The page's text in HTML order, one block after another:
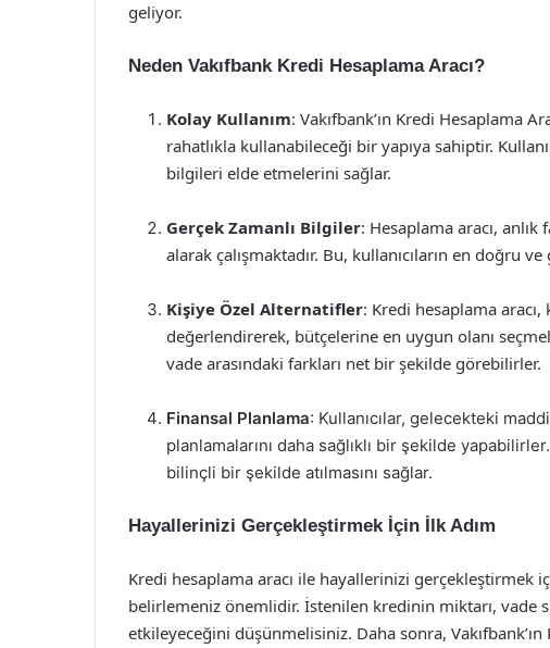
geliyor.
Neden Vakıfbank Kredi Hesaplama Aracı?
Kolay Kullanım: Vakıfbank’ın Kredi Hesaplama
rahatlıkla kullanabileceği bir yapıya sahiptir.
bilgileri elde etmelerini sağlar.
Gerçek Zamanlı Bilgiler: Hesaplama aracı,
alarak çalışmaktadır. Bu, kullanıcıların en doğru
Kişiye Özel Alternatifler: Kredi hesaplama aracı,
değerlendirerek, bütçelerine en uygun olanı
vade arasındaki farkları net bir şekilde görebilirler.
Finansal Planlama: Kullanıcılar, gelecekteki
planlamalarını daha sağlıklı bir şekilde
bilinçli bir şekilde atılmasını sağlar.
Hayallerinizi Gerçekleştirmek İçin İlk Adım
Kredi hesaplama aracı ile hayallerinizi gerçekleştirmek
belirlemeniz önemlidir. İstenilen kredinin miktarı, vade
etkileyeceğini düşünmelisiniz. Daha sonra,